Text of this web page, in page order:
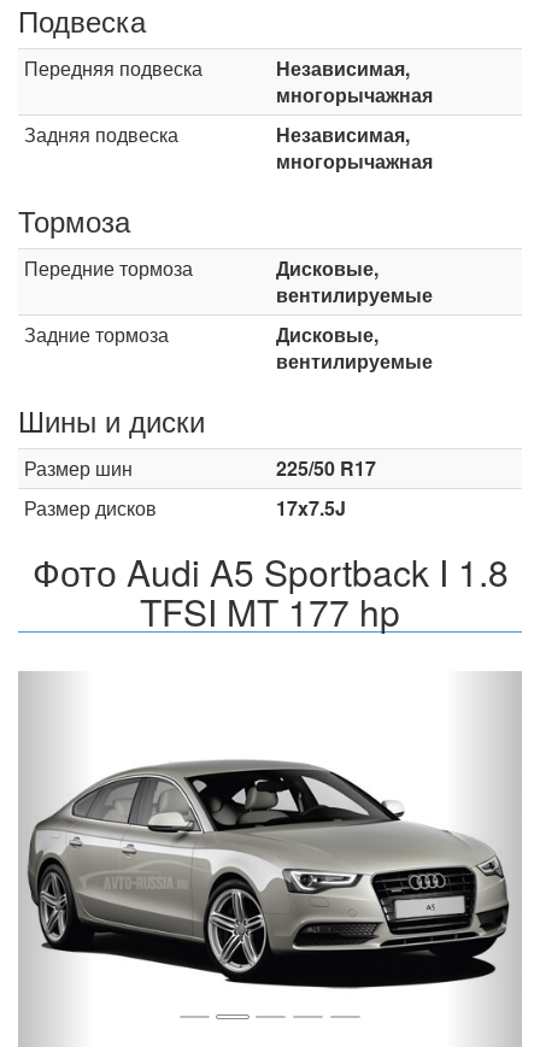
Подвеска
Передняя подвеска
Независимая,
многорычажная
Задняя подвеска
Независимая,
многорычажная
Тормоза
Передние тормоза
Дисковые,
вентилируемые
Задние тормоза
Дисковые,
вентилируемые
Шины и диски
Размер шин
225/50 R17
Размер дисков
17x7.5J
Фото Audi A5 Sportback I 1.8
TFSI MT 177 hp